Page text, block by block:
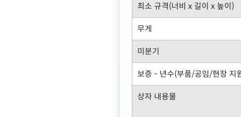
최소 규격(너비 x 길이 x 높이)
무게
미분기
보증 - 년수(부품/공임/현장 지
상자 내용물